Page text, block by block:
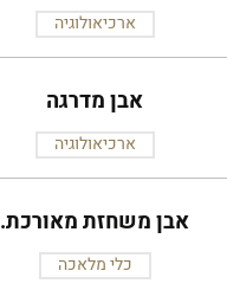
ארכיאולוגיה
אבן מדרגה
ארכיאולוגיה
אבן משחזת מאורכת.
כלי מלאכה